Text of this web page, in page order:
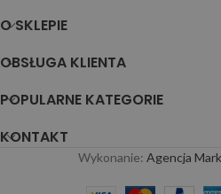
O SKLEPIE
OBSŁUGA KLIENTA
POPULARNE KATEGORIE
KONTAKT
Wykonanie: Agencja